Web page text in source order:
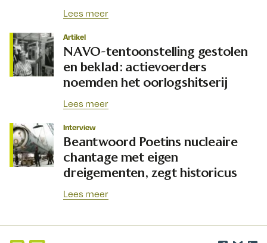
Lees meer
Artikel
NAVO-tentoonstelling gestolen
en beklad: actievoerders
noemden het oorlogshitserij
Lees meer
Interview
Beantwoord Poetins nucleaire
chantage met eigen
dreigementen, zegt historicus
Lees meer